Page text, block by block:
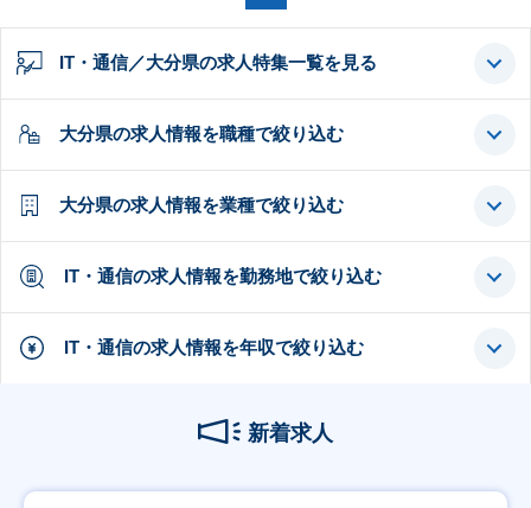
IT・通信／大分県の求人特集一覧を見る
大分県の求人情報を職種で絞り込む
大分県の求人情報を業種で絞り込む
IT・通信の求人情報を勤務地で絞り込む
IT・通信の求人情報を年収で絞り込む
新着求人